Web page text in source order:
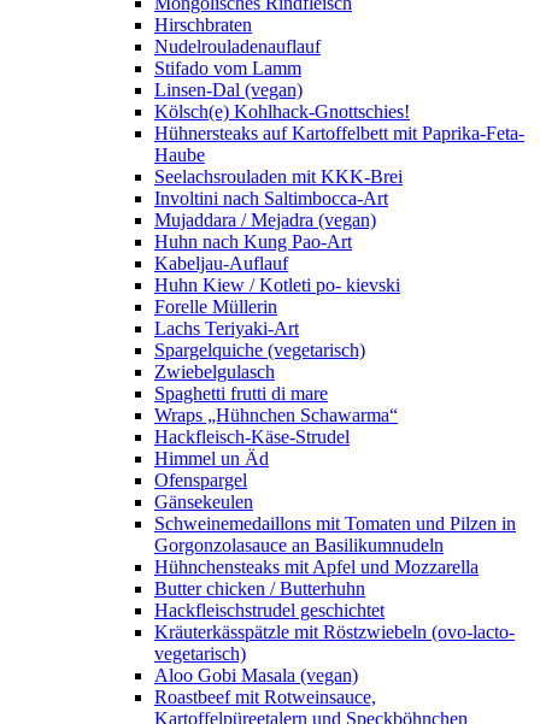
Hirschbraten
Nudelrouladenauflauf
Stifado vom Lamm
Linsen-Dal (vegan)
Kölsch(e) Kohlhack-Gnottschies!
Hühnersteaks auf Kartoffelbett mit Paprika-Feta-
Haube
Seelachsrouladen mit KKK-Brei
Involtini nach Saltimbocca-Art
Mujaddara / Mejadra (vegan)
Huhn nach Kung Pao-Art
Kabeljau-Auflauf
Huhn Kiew / Kotleti po- kievski
Forelle Müllerin
Lachs Teriyaki-Art
Spargelquiche (vegetarisch)
Zwiebelgulasch
Spaghetti frutti di mare
Wraps „Hühnchen Schawarma“
Hackfleisch-Käse-Strudel
Himmel un Äd
Ofenspargel
Gänsekeulen
Schweinemedaillons mit Tomaten und Pilzen in
Gorgonzolasauce an Basilikumnudeln
Hühnchensteaks mit Apfel und Mozzarella
Butter chicken / Butterhuhn
Hackfleischstrudel geschichtet
Kräuterkässpätzle mit Röstzwiebeln (ovo-lacto-
vegetarisch)
Aloo Gobi Masala (vegan)
Roastbeef mit Rotweinsauce,
Kartoffelpüreetalern und Speckböhnchen